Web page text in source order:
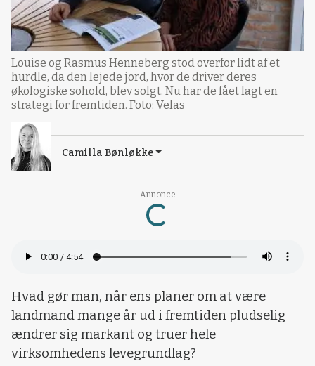
Annonce
Loading...
Louise og Rasmus Henneberg stod overfor lidt af et
hurdle, da den lejede jord, hvor de driver deres
økologiske sohold, blev solgt. Nu har de fået lagt en
strategi for fremtiden. Foto: Velas
Camilla Bønløkke
Hvad gør man, når ens planer om at være
landmand mange år ud i fremtiden pludselig
ændrer sig markant og truer hele
virksomhedens levegrundlag?